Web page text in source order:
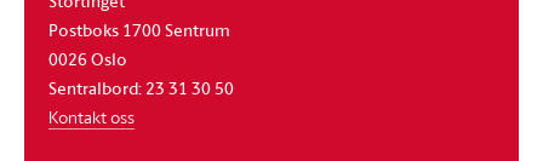
Postboks 1700 Sentrum
0026 Oslo
Sentralbord: 23 31 30 50
Kontakt oss